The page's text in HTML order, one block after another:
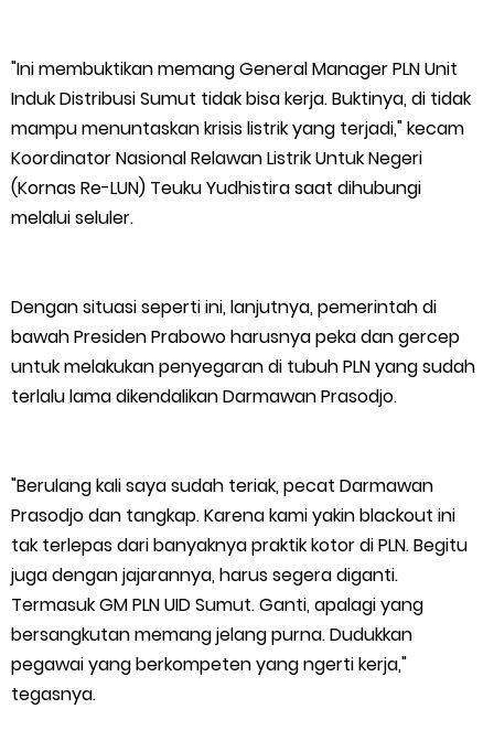
PLN: Hentikan Pemadaman dan Beri Kompensasi
FPMP.TB Bersama OPP Teluk Belitung, Dan Perwakilan
Masyarakat Desa Se- Kecamatan Merbau Datangi PLTG
Bahas Stabilitas Wilayah dan Pembangunan Meranti
44 Tim Berlaga di Banglas Barat Cup II, Pemkab Meranti
HUT IBI Ke-75, Bupati Asmar: Bidan Garda Terdepan Wujudkan
Generasi Emas Indonesia 2045
Kepulauan Meranti Borong Tiga Prestasi di ADUJAK GenRe Riau
2026, Duta Putra Raih Juara Pertama
Empat ( 4 ) Orang Putra Terbaik Maju Bacalon Kades Baran
"Ini membuktikan memang General Manager PLN Unit
Induk Distribusi Sumut tidak bisa kerja. Buktinya, di tidak
mampu menuntaskan krisis listrik yang terjadi," kecam
Koordinator Nasional Relawan Listrik Untuk Negeri
(Kornas Re-LUN) Teuku Yudhistira saat dihubungi
melalui seluler.
Dengan situasi seperti ini, lanjutnya, pemerintah di
bawah Presiden Prabowo harusnya peka dan gercep
untuk melakukan penyegaran di tubuh PLN yang sudah
terlalu lama dikendalikan Darmawan Prasodjo.
"Berulang kali saya sudah teriak, pecat Darmawan
Prasodjo dan tangkap. Karena kami yakin blackout ini
tak terlepas dari banyaknya praktik kotor di PLN. Begitu
juga dengan jajarannya, harus segera diganti.
Termasuk GM PLN UID Sumut. Ganti, apalagi yang
bersangkutan memang jelang purna. Dudukkan
pegawai yang berkompeten yang ngerti kerja,"
tegasnya.